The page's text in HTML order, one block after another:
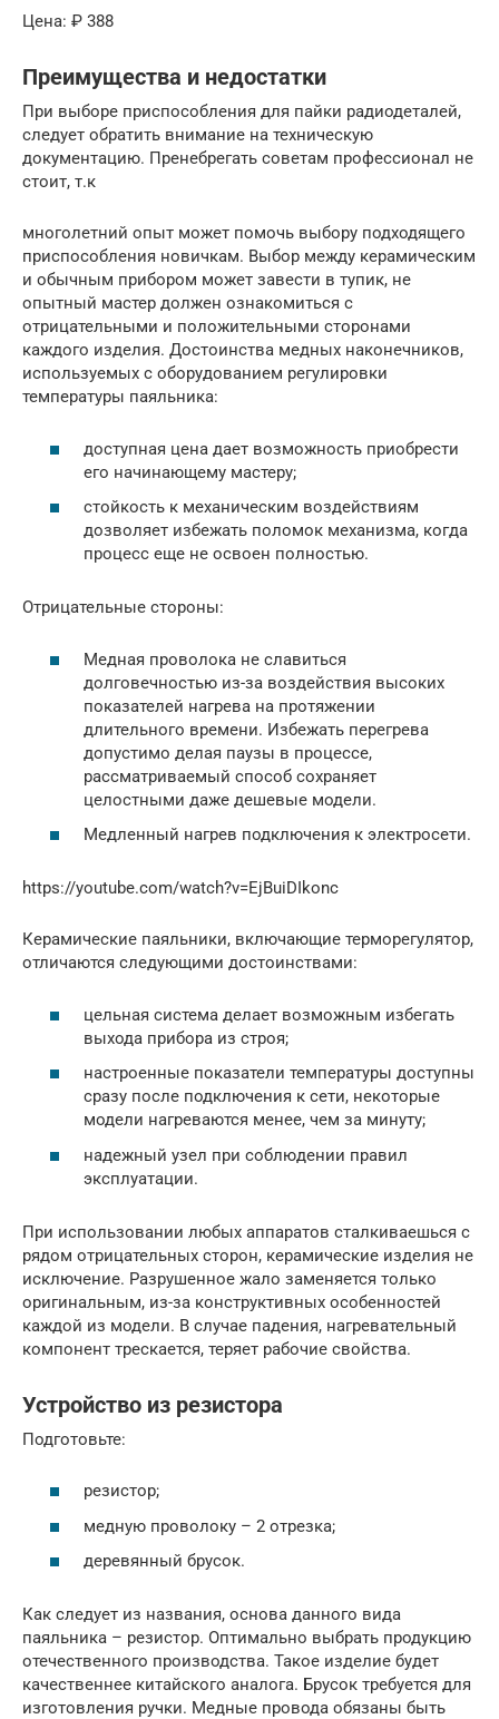
Цена: ₽ 388
Преимущества и недостатки
При выборе приспособления для пайки радиодеталей,
следует обратить внимание на техническую
документацию. Пренебрегать советам профессионал не
стоит, т.к
многолетний опыт может помочь выбору подходящего
приспособления новичкам. Выбор между керамическим
и обычным прибором может завести в тупик, не
опытный мастер должен ознакомиться с
отрицательными и положительными сторонами
каждого изделия. Достоинства медных наконечников,
используемых с оборудованием регулировки
температуры паяльника:
доступная цена дает возможность приобрести
его начинающему мастеру;
стойкость к механическим воздействиям
дозволяет избежать поломок механизма, когда
процесс еще не освоен полностью.
Отрицательные стороны:
Медная проволока не славиться
долговечностью из-за воздействия высоких
показателей нагрева на протяжении
длительного времени. Избежать перегрева
допустимо делая паузы в процессе,
рассматриваемый способ сохраняет
целостными даже дешевые модели.
Медленный нагрев подключения к электросети.
https://youtube.com/watch?v=EjBuiDIkonc
Керамические паяльники, включающие терморегулятор,
отличаются следующими достоинствами:
цельная система делает возможным избегать
выхода прибора из строя;
настроенные показатели температуры доступны
сразу после подключения к сети, некоторые
модели нагреваются менее, чем за минуту;
надежный узел при соблюдении правил
эксплуатации.
При использовании любых аппаратов сталкиваешься с
рядом отрицательных сторон, керамические изделия не
исключение. Разрушенное жало заменяется только
оригинальным, из-за конструктивных особенностей
каждой из модели. В случае падения, нагревательный
компонент трескается, теряет рабочие свойства.
Устройство из резистора
Подготовьте:
резистор;
медную проволоку – 2 отрезка;
деревянный брусок.
Как следует из названия, основа данного вида
паяльника – резистор. Оптимально выбрать продукцию
отечественного производства. Такое изделие будет
качественнее китайского аналога. Брусок требуется для
изготовления ручки. Медные провода обязаны быть